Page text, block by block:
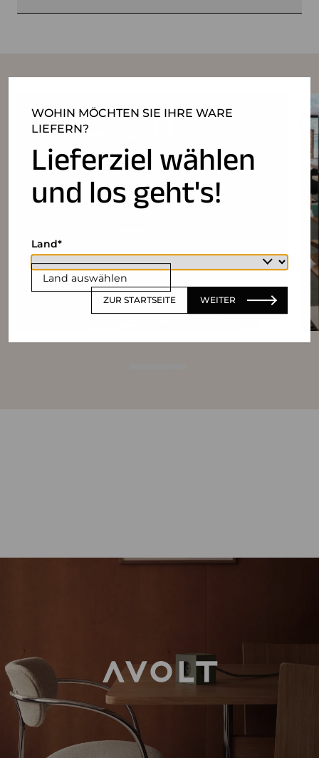
WOHIN MÖCHTEN SIE IHRE WARE
LIEFERN?
Lieferziel wählen
und los geht's!
Land auswählen
Land
ZUR STARTSEITE WEITER